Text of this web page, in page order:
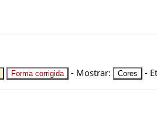
Forma corrigida - Mostrar: Cores -